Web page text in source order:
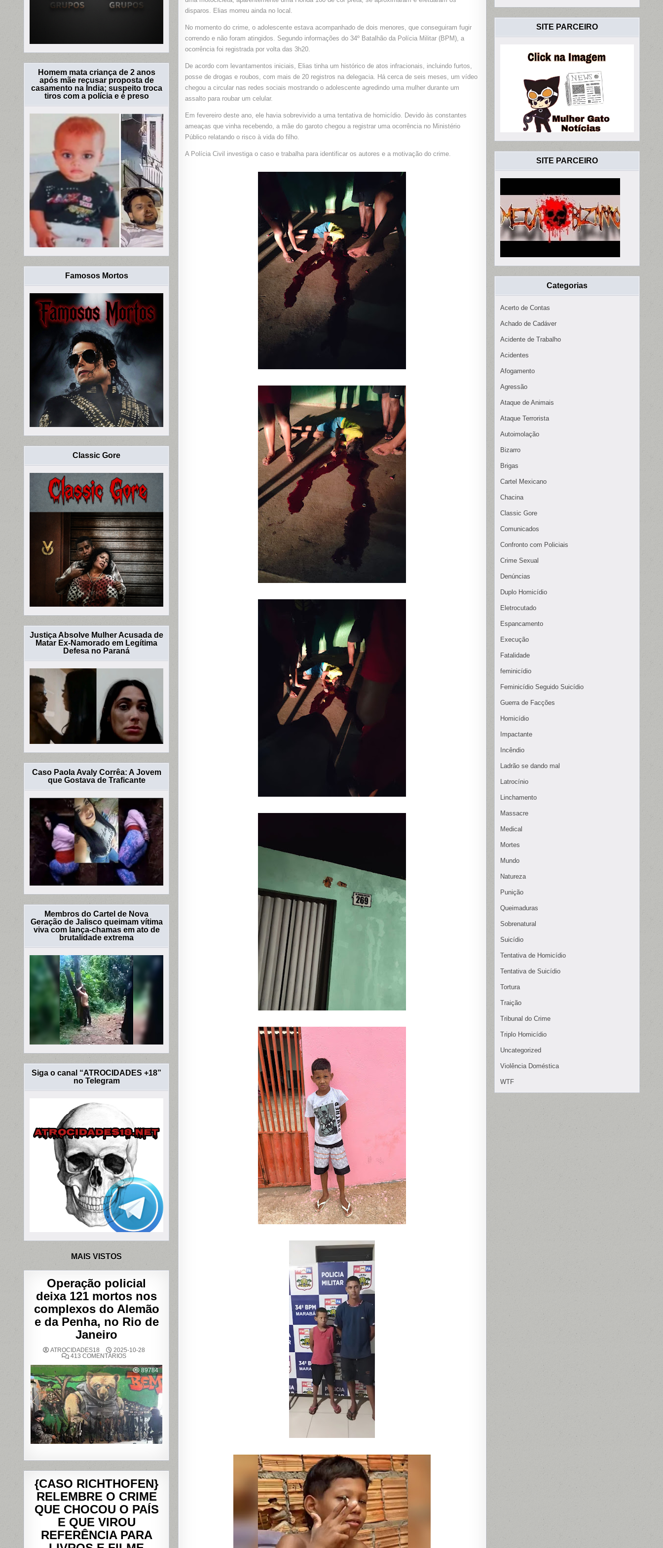
disparos. Elias morreu ainda no local.
No momento do crime, o adolescente estava acompanhado de dois menores, que conseguiram fugir
correndo e não foram atingidos. Segundo informações do 34º Batalhão da Polícia Militar (BPM), a
ocorrência foi registrada por volta das 3h20.
De acordo com levantamentos iniciais, Elias tinha um histórico de atos infracionais, incluindo furtos,
posse de drogas e roubos, com mais de 20 registros na delegacia. Há cerca de seis meses, um vídeo
chegou a circular nas redes sociais mostrando o adolescente agredindo uma mulher durante um
assalto para roubar um celular.
Em fevereiro deste ano, ele havia sobrevivido a uma tentativa de homicídio. Devido às constantes
ameaças que vinha recebendo, a mãe do garoto chegou a registrar uma ocorrência no Ministério
Público relatando o risco à vida do filho.
A Polícia Civil investiga o caso e trabalha para identificar os autores e a motivação do crime.
Homem mata criança de 2 anos
após mãe recusar proposta de
casamento na Índia; suspeito troca
tiros com a polícia e é preso
Famosos Mortos
Classic Gore
Justiça Absolve Mulher Acusada de
Matar Ex-Namorado em Legítima
Defesa no Paraná
Caso Paola Avaly Corrêa: A Jovem
que Gostava de Traficante
Membros do Cartel de Nova
Geração de Jalisco queimam vítima
viva com lança-chamas em ato de
brutalidade extrema
Siga o canal “ATROCIDADES +18”
no Telegram
MAIS VISTOS
Operação policial
deixa 121 mortos nos
complexos do Alemão
e da Penha, no Rio de
Janeiro
ATROCIDADES18
2025-10-28
413 COMENTÁRIOSEM
POLICIAL
DEIXA
121
MORTOS
NOS
COMPLEXOS
DO
ALEMÃO
E
DA
PENHA,
NO
RIO
DE
89784
{CASO RICHTHOFEN}
RELEMBRE O CRIME
QUE CHOCOU O PAÍS
E QUE VIROU
REFERÊNCIA PARA
SITE PARCEIRO
SITE PARCEIRO
Categorias
Acerto de Contas
Achado de Cadáver
Acidente de Trabalho
Acidentes
Afogamento
Agressão
Ataque de Animais
Ataque Terrorista
Autoimolação
Bizarro
Brigas
Cartel Mexicano
Chacina
Classic Gore
Comunicados
Confronto com Policiais
Crime Sexual
Denúncias
Duplo Homicídio
Eletrocutado
Espancamento
Execução
Fatalidade
feminicídio
Feminicídio Seguido Suicídio
Guerra de Facções
Homicídio
Impactante
Incêndio
Ladrão se dando mal
Latrocínio
Linchamento
Massacre
Medical
Mortes
Mundo
Natureza
Punição
Queimaduras
Sobrenatural
Suicídio
Tentativa de Homicídio
Tentativa de Suicídio
Tortura
Traição
Tribunal do Crime
Triplo Homicídio
Uncategorized
Violência Doméstica
WTF